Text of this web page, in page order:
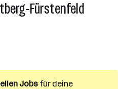
Fürstenfeld
Jobs für deine